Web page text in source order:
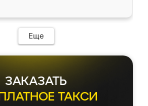
Еще
ЗАКАЗАТЬ
ТАКСИ